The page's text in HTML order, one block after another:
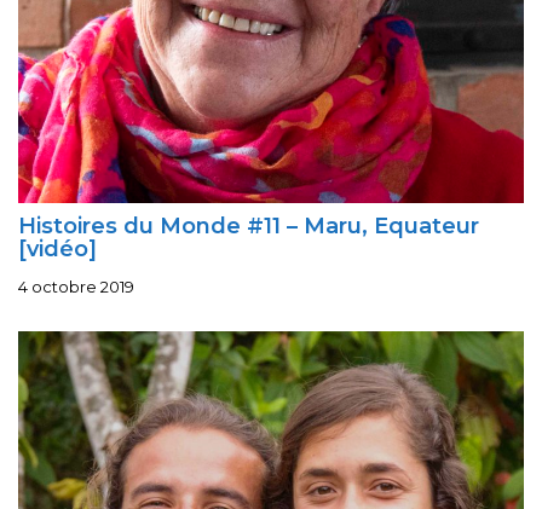
Histoires du Monde #11 – Maru, Equateur
[vidéo]
4 octobre 2019